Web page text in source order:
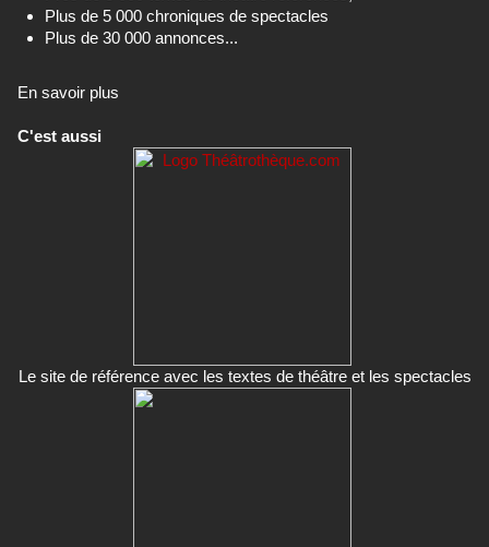
Plus de 5 000 chroniques de spectacles
Plus de 30 000 annonces...
En savoir plus
C'est aussi
Le site de référence avec les textes de théâtre et les spectacles